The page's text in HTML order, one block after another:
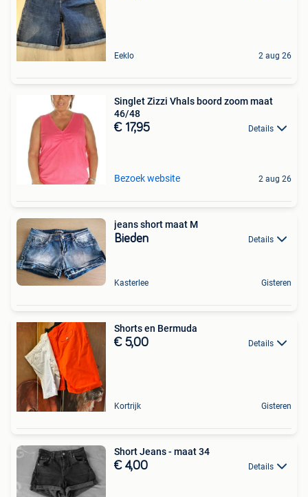
Eeklo 2 aug 26
Singlet Zizzi Vhals boord zoom maat
46/48
€ 17,95 Details
Bezoek website 2 aug 26
jeans short maat M
Bieden Details
Kasterlee Gisteren
Shorts en Bermuda
€ 5,00 Details
Kortrijk Gisteren
Short Jeans - maat 34
€ 4,00 Details